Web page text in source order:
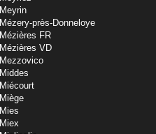
Meyrin
Mézery-près-Donneloye
Mézières FR
Mézières VD
Mezzovico
Middes
Miécourt
Miège
Mies
Miex